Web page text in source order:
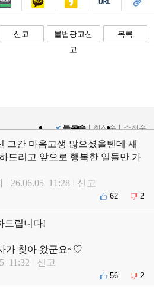
드 카톡 카스 복사 스크랩
신고
불법광고신
고
목록
등록순
최신순 추천순
그간 마음고생 많으셨을텐데 새
드리고 앞으로 행복한 일들만 가
26.06.05 11:28 신고
62 2
드립니다!
가 찾아 왔군요~♡
11:32 신고
56 2